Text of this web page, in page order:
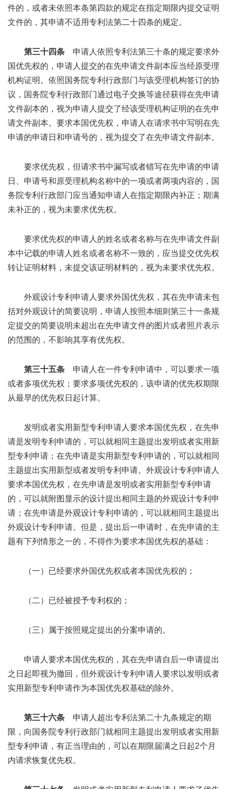
件的，或者未依照本条第四款的规定在指定期限内提交证明
文件的，其申请不适用专利法第二十四条的规定。
第三十四条 申请人依照专利法第三十条的规定要求外
国优先权的，申请人提交的在先申请文件副本应当经原受理
机构证明。依照国务院专利行政部门与该受理机构签订的协
议，国务院专利行政部门通过电子交换等途径获得在先申请
文件副本的，视为申请人提交了经该受理机构证明的在先申
请文件副本。要求本国优先权，申请人在请求书中写明在先
申请的申请日和申请号的，视为提交了在先申请文件副本。
要求优先权，但请求书中漏写或者错写在先申请的申请
日、申请号和原受理机构名称中的一项或者两项内容的，国
务院专利行政部门应当通知申请人在指定期限内补正；期满
未补正的，视为未要求优先权。
要求优先权的申请人的姓名或者名称与在先申请文件副
本中记载的申请人姓名或者名称不一致的，应当提交优先权
转让证明材料，未提交该证明材料的，视为未要求优先权。
外观设计专利申请人要求外国优先权，其在先申请未包
括对外观设计的简要说明，申请人按照本细则第三十一条规
定提交的简要说明未超出在先申请文件的图片或者照片表示
的范围的，不影响其享有优先权。
第三十五条 申请人在一件专利申请中，可以要求一项
或者多项优先权；要求多项优先权的，该申请的优先权期限
从最早的优先权日起计算。
发明或者实用新型专利申请人要求本国优先权，在先申
请是发明专利申请的，可以就相同主题提出发明或者实用新
型专利申请；在先申请是实用新型专利申请的，可以就相同
主题提出实用新型或者发明专利申请。外观设计专利申请人
要求本国优先权，在先申请是发明或者实用新型专利申请
的，可以就附图显示的设计提出相同主题的外观设计专利申
请；在先申请是外观设计专利申请的，可以就相同主题提出
外观设计专利申请。但是，提出后一申请时，在先申请的主
题有下列情形之一的，不得作为要求本国优先权的基础：
（一）已经要求外国优先权或者本国优先权的；
（二）已经被授予专利权的；
（三）属于按照规定提出的分案申请的。
申请人要求本国优先权的，其在先申请自后一申请提出
之日起即视为撤回，但外观设计专利申请人要求以发明或者
实用新型专利申请作为本国优先权基础的除外。
第三十六条 申请人超出专利法第二十九条规定的期
限，向国务院专利行政部门就相同主题提出发明或者实用新
型专利申请，有正当理由的，可以在期限届满之日起2个月
内请求恢复优先权。